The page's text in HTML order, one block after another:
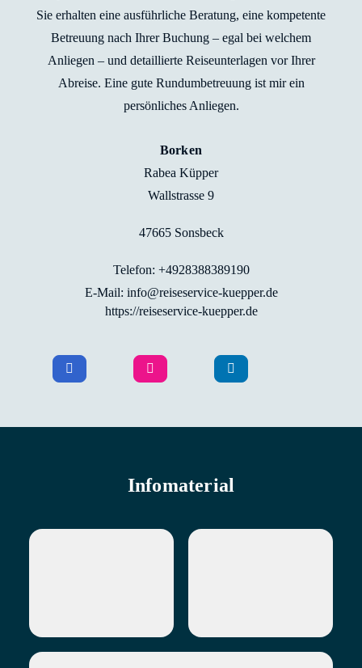
Sie erhalten eine ausführliche Beratung, eine kompetente
Betreuung nach Ihrer Buchung – egal bei welchem
Anliegen – und detaillierte Reiseunterlagen vor Ihrer
Abreise. Eine gute Rundumbetreuung ist mir ein
persönliches Anliegen.
Borken
Rabea Küpper
Wallstrasse 9
47665 Sonsbeck
Telefon: +4928388389190
E-Mail: info@reiseservice-kuepper.de
https://reiseservice-kuepper.de
Infomaterial